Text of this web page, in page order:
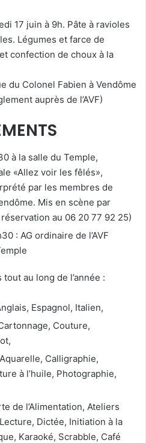
17 juin à 9h. Pâte à ravioles
Légumes et farce de
confection de choux à la
du Colonel Fabien à Vendôme
auprès de l’AVF)
à la salle du Temple,
«Allez voir les fêlés»,
par les membres de
Mis en scène par
au 06 20 77 92 25)
: AG ordinaire de l’AVF
tout au long de l’année :
Espagnol, Italien,
Couture,
Calligraphie,
à l’huile, Photographie,
de l’Alimentation, Ateliers
Dictée, Initiation à la
Karaoké, Scrabble, Café